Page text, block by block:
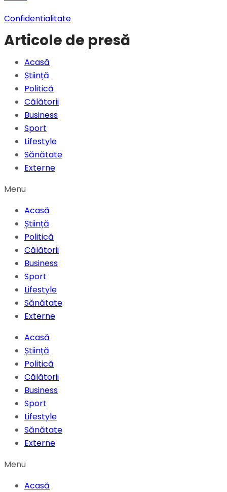
Confidentialitate
Articole de presă
Acasă
Știință
Politică
Călătorii
Business
Sport
Lifestyle
Sănătate
Externe
Menu
Acasă
Știință
Politică
Călătorii
Business
Sport
Lifestyle
Sănătate
Externe
Acasă
Știință
Politică
Călătorii
Business
Sport
Lifestyle
Sănătate
Externe
Menu
Acasă